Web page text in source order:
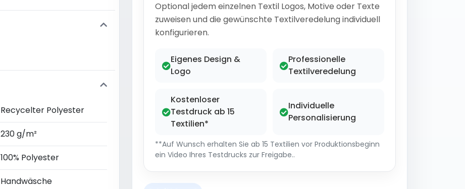
Recycelter Polyester
230 g/m²
100% Polyester
Handwäsche
Optional jedem einzelnen Textil Logos, Motive oder Texte
zuweisen und die gewünschte Textilveredelung individuell
konfigurieren.
Eigenes Design &
Logo
Professionelle
Textilveredelung
Kostenloser
Testdruck ab 15
Textilien*
Individuelle
Personalisierung
**Auf Wunsch erhalten Sie ab 15 Textilien vor Produktionsbeginn
ein Video Ihres Testdrucks zur Freigabe..